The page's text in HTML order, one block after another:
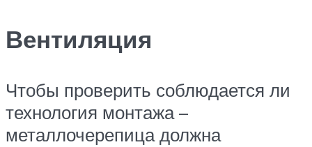
Вентиляция
Чтобы проверить соблюдается ли
технология монтажа –
металлочерепица должна